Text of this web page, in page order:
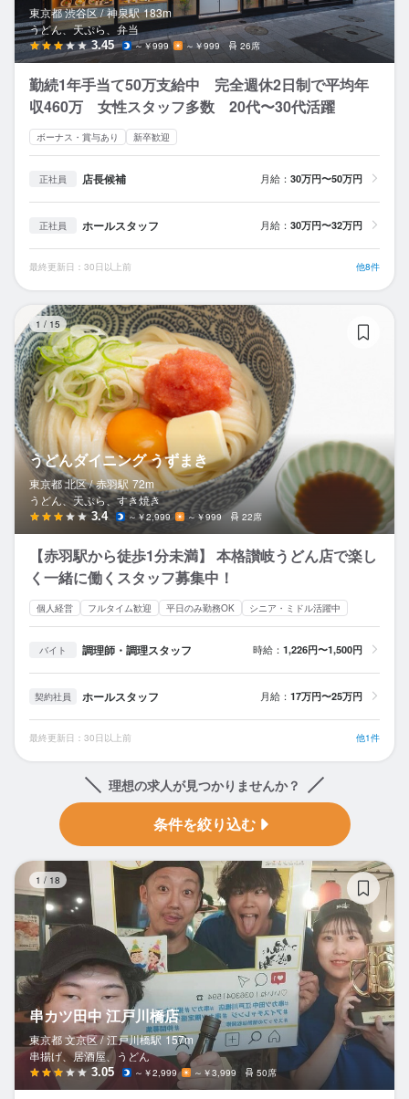
東京都 渋谷区 / 神泉駅 183m
うどん、天ぷら、弁当
3.45 ～￥999 ～￥999 26席
勤続1年手当て50万支給中 完全週休2日制で平均年
収460万 女性スタッフ多数 20代〜30代活躍
ボーナス・賞与あり 新卒歓迎
正社員 店長候補 月給： 30万円〜50万円
正社員 ホールスタッフ 月給： 30万円〜32万円
最終更新日：30日以上前 他8件
1 / 15
うどんダイニング うずまき
東京都 北区 / 赤羽駅 72m
うどん、天ぷら、すき焼き
3.4 ～￥2,999 ～￥999 22席
【赤羽駅から徒歩1分未満】 本格讃岐うどん店で楽し
く一緒に働くスタッフ募集中！
個人経営 フルタイム歓迎 平日のみ勤務OK シニア・ミドル活躍中
バイト 調理師・調理スタッフ 時給： 1,226円〜1,500円
契約社員 ホールスタッフ 月給： 17万円〜25万円
最終更新日：30日以上前 他1件
理想の求人が見つかりませんか？
条件を絞り込む
1 / 18
串カツ田中 江戸川橋店
東京都 文京区 / 江戸川橋駅 157m
串揚げ、居酒屋、うどん
3.05 ～￥2,999 ～￥3,999 50席